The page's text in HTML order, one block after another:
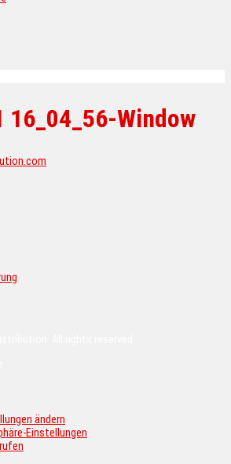
Window
ändern
Einstellungen